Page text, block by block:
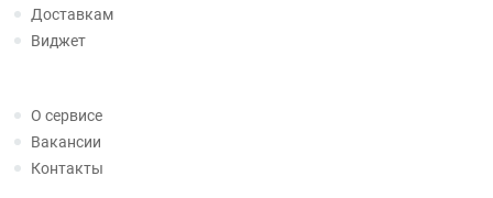
Доставкам
Виджет
О сервисе
Вакансии
Контакты